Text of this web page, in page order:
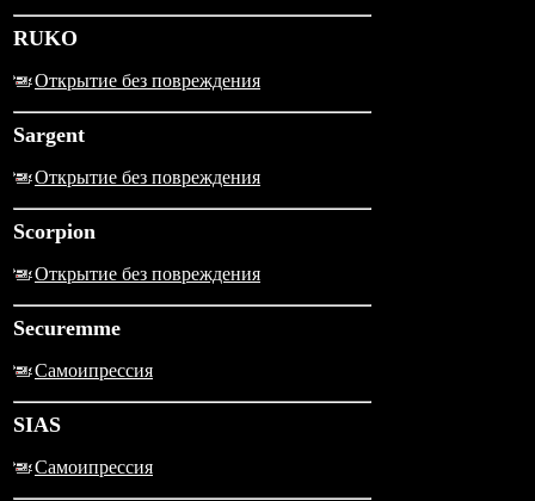
RUKO
Открытие без повреждения
Sargent
Открытие без повреждения
Scorpion
Открытие без повреждения
Securemme
Самоипрессия
SIAS
Самоипрессия